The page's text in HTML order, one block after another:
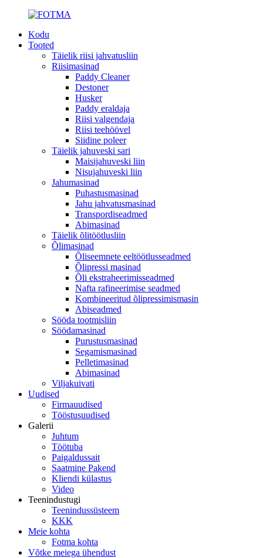
Kodu
Tooted
Täielik riisi jahvatusliin
Riisimasinad
Paddy Cleaner
Destoner
Husker
Paddy eraldaja
Riisi valgendaja
Riisi teehöövel
Siidine poleer
Täielik jahuveski sari
Maisijahuveski liin
Nisujahuveski liin
Jahumasinad
Puhastusmasinad
Jahu jahvatusmasinad
Transpordiseadmed
Abimasinad
Täielik õlitöötlusliin
Õlimasinad
Õliseemnete eeltöötlusseadmed
Õlipressi masinad
Õli ekstraheerimisseadmed
Nafta rafineerimise seadmed
Kombineeritud õlipressimismasin
Abiseadmed
Sööda tootmisliin
Söödamasinad
Purustusmasinad
Segamismasinad
Pelletimasinad
Abimasinad
Viljakuivati
Uudised
Firmauudised
Tööstusuudised
Galerii
Juhtum
Töötuba
Paigaldussait
Saatmine Pakend
Kliendi külastus
Video
Teenindustugi
Teenindussüsteem
KKK
Meie kohta
Fotma kohta
Võtke meiega ühendust